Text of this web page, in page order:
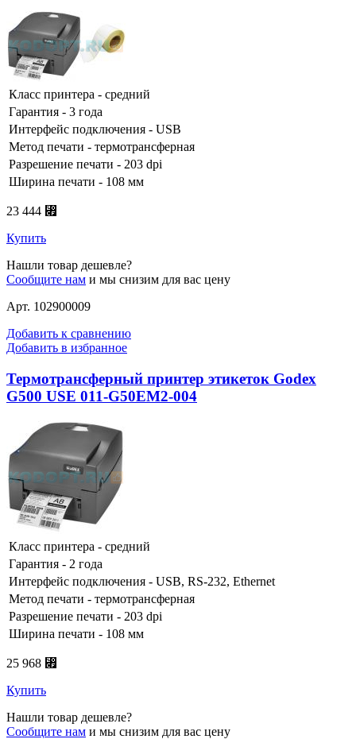
Класс принтера - средний
Гарантия - 3 года
Интерфейс подключения - USB
Метод печати - термотрансферная
Разрешение печати - 203 dpi
Ширина печати - 108 мм
23 444 ⃏
Купить
Нашли товар дешевле?
Сообщите нам и мы снизим для вас цену
Арт. 102900009
Добавить к сравнению
Добавить в избранное
Термотрансферный принтер этикеток Godex
G500 USE 011-G50EM2-004
Класс принтера - средний
Гарантия - 2 года
Интерфейс подключения - USB, RS-232, Ethernet
Метод печати - термотрансферная
Разрешение печати - 203 dpi
Ширина печати - 108 мм
25 968 ⃏
Купить
Нашли товар дешевле?
Сообщите нам и мы снизим для вас цену